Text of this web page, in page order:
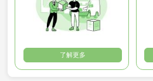
了解更多